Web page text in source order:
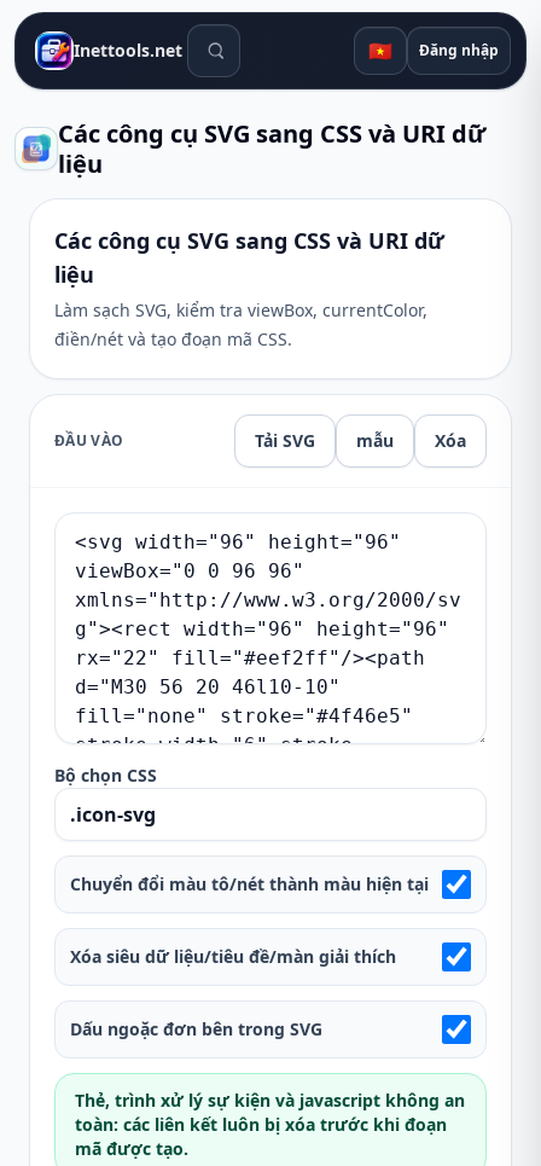
Inettools.net Công cụ tìm kiếm 🇻🇳 Đăng nhập
Các công cụ SVG sang CSS và URI dữ
liệu
Các công cụ SVG sang CSS và URI dữ
liệu
Làm sạch SVG, kiểm tra viewBox, currentColor,
điền/nét và tạo đoạn mã CSS.
ĐẦU VÀO Tải SVG mẫu Xóa
Bộ chọn CSS
Chuyển đổi màu tô/nét thành màu hiện tại
Xóa siêu dữ liệu/tiêu đề/màn giải thích
Dấu ngoặc đơn bên trong SVG
Thẻ, trình xử lý sự kiện và javascript không an
toàn: các liên kết luôn bị xóa trước khi đoạn
mã được tạo.